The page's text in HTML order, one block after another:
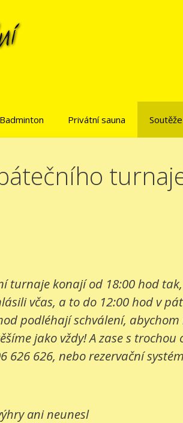
Badminton Privátní sauna Soutěže
turnaje konají od 18:00 hod
včas, a to do 12:00 hod v
podléhají schválení,
jako vždy! A zase s trochou
626, nebo rezervační
ani neunesl